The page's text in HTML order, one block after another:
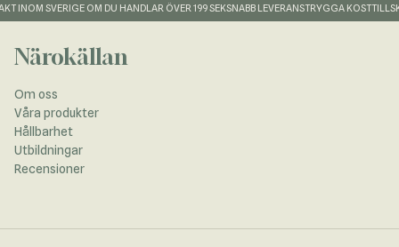
INOM SVERIGE OM DU HANDLAR ÖVER 199 SEKSNABB LEVERANSTRYGGA
Närokällan
Om oss
Våra produkter
Hållbarhet
Utbildningar
Recensioner